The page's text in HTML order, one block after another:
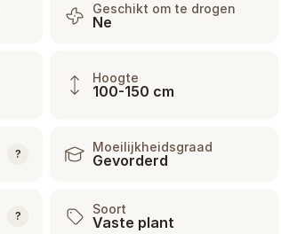
Geschikt om te drogen
Ne
Hoogte
100-150 cm
? Moeilijkheidsgraad
Gevorderd
? Soort
Vaste plant